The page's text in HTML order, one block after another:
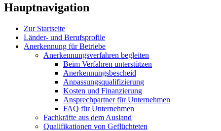
Hauptnavigation
Zur Startseite
Länder- und Berufsprofile
Anerkennung für Betriebe
Anerkennungsverfahren begleiten
Beim Verfahren unterstützen
Anerkennungsbescheid
Anpassungsqualifizierung
Kosten und Finanzierung
Ansprechpartner für Unternehmen
FAQ für Unternehmen
Fachkräfte aus dem Ausland
Qualifikationen von Geflüchteten